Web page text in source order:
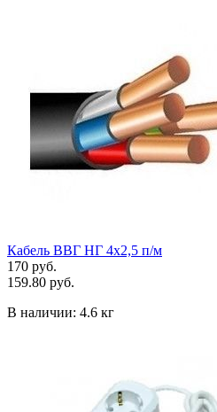
Кабель ВВГ НГ 4х2,5 п/м
170 руб.
159.80 руб.
В наличии: 4.6 кг